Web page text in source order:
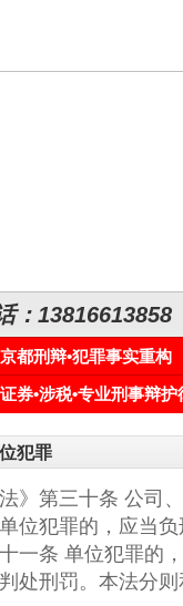
：13816613858
京都刑辩•犯罪事实重构
券•涉税•专业刑事辩护
犯罪
法》第三十条 公司
位犯罪的，应当
一条 单位犯罪的
处刑罚。本法分